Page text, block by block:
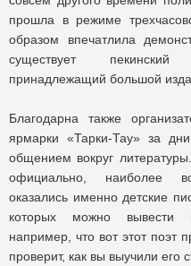
прошла в режиме
образом впечатлила
существует
принадлежащий большой
Благодарна также
ярмарки «Тарки-Тау» за
общением вокруг
официально, наиболее
оказались именно детские
которых можно вывести
например, что вот этот поэт
проверит, как вы выучили его